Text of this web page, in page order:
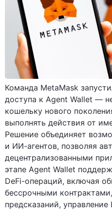
Команда MetaMask
доступа к Agent Wallet —
кошельку нового
выполнять действия от
Решение объединяет
и ИИ-агентов, позволяя
децентрализованными
этапе Agent Wallet
DeFi-операций, включая
бессрочными
предсказаний,